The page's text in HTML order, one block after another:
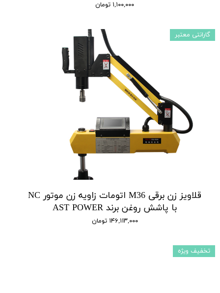
۱,۱۰۰,۰۰۰ تومان
قلاویز زن برقی M36 اتومات زاویه زن موتور NC
با پاشش روغن برند AST POWER
۱۴۶,۱۱۳,۰۰۰ تومان
گارانتی معتبر
تخفیف ویژه